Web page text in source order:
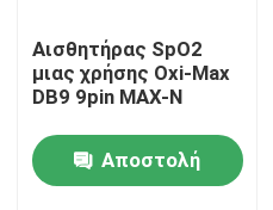
Αισθητήρας SpO2
μιας χρήσης Oxi-Max
DB9 9pin MAX-N
Αποστολή